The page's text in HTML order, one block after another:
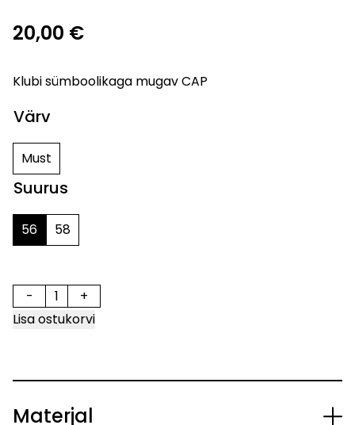
20,00 €
Klubi sümboolikaga mugav CAP
Värv
Must
Suurus
56 58
FC JOKER LUTZ CAP kogus
-
+
Lisa ostukorvi
Materjal